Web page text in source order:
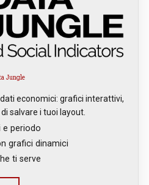
Jungle
economici: grafici interattivi,
salvare i tuoi layout.
e periodo
grafici dinamici
ti serve